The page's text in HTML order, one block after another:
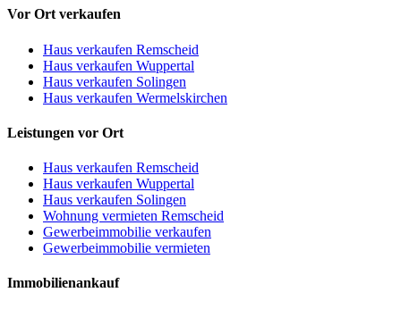
Vor Ort verkaufen
Haus verkaufen Remscheid
Haus verkaufen Wuppertal
Haus verkaufen Solingen
Haus verkaufen Wermelskirchen
Leistungen vor Ort
Haus verkaufen Remscheid
Haus verkaufen Wuppertal
Haus verkaufen Solingen
Wohnung vermieten Remscheid
Gewerbeimmobilie verkaufen
Gewerbeimmobilie vermieten
Immobilienankauf